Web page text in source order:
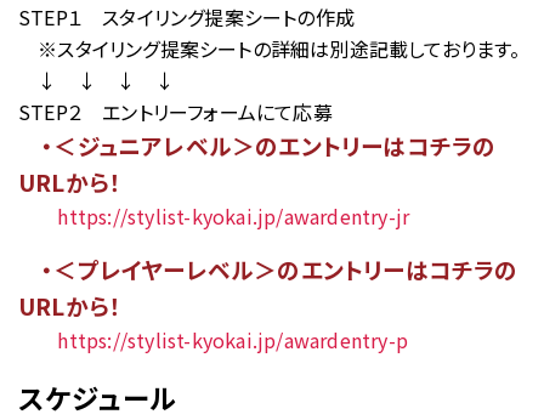
STEP１ スタイリング提案シートの作成
※スタイリング提案シートの詳細は別途記載しております。
↓ ↓ ↓ ↓
STEP２ エントリーフォームにて応募
・＜ジュニアレベル＞のエントリーはコチラの
URLから！
https://stylist-kyokai.jp/awardentry-jr
・＜プレイヤーレベル＞のエントリーはコチラの
URLから！
https://stylist-kyokai.jp/awardentry-p
スケジュール